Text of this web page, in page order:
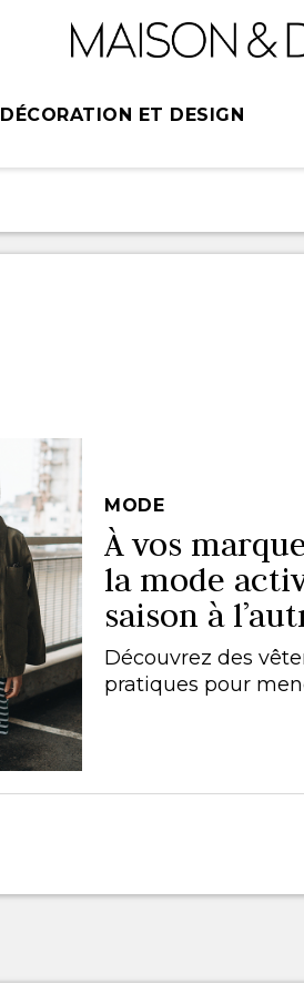
DÉCORATION ET DESIGN
MODE
À vos
la mode
saison à
Découvrez des
pratiques pour